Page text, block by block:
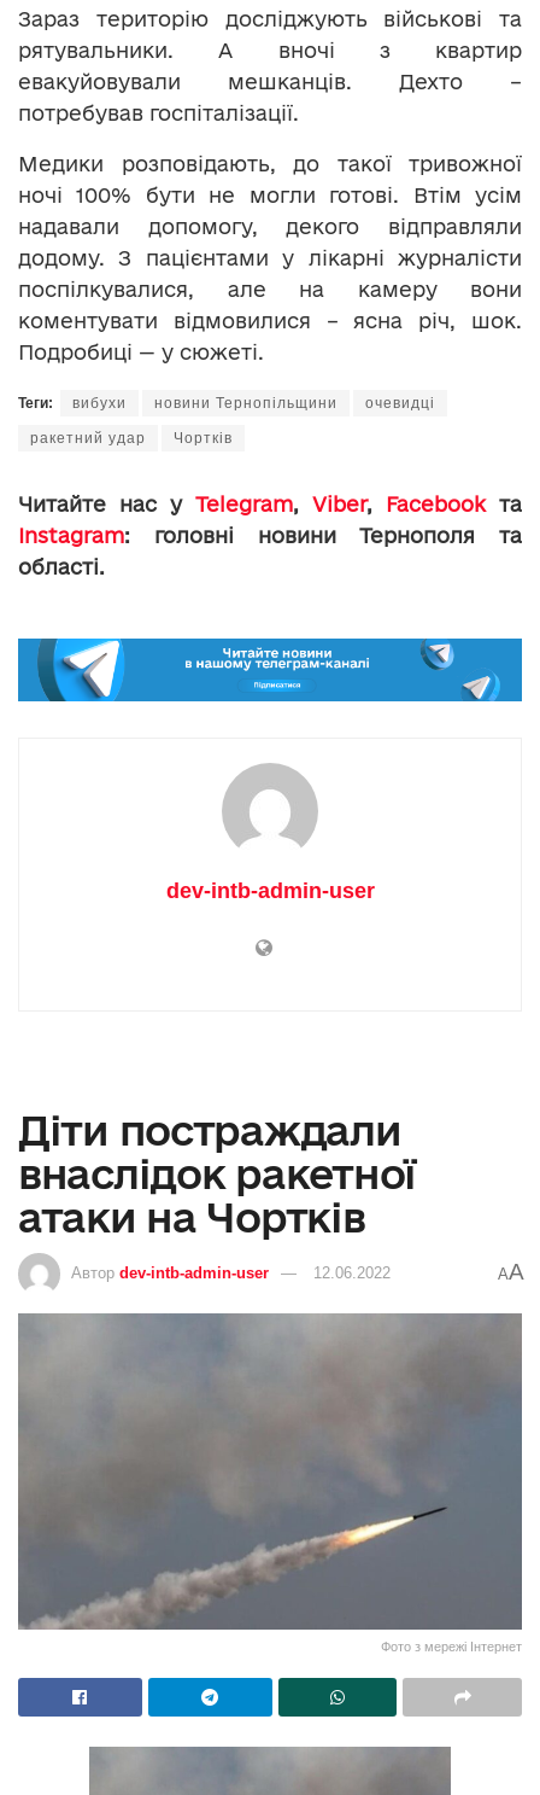
Зараз територію досліджують військові та
рятувальники. А вночі з квартир
евакуйовували мешканців. Дехто –
потребував госпіталізації.
Медики розповідають, до такої тривожної
ночі 100% бути не могли готові. Втім усім
надавали допомогу, декого відправляли
додому. З пацієнтами у лікарні журналісти
поспілкувалися, але на камеру вони
коментувати відмовилися – ясна річ, шок.
Подробиці — у сюжеті.
Теги: вибухи новини Тернопільщини очевидці
ракетний удар Чортків
Читайте нас у Telegram, Viber, Facebookта
Instagram: головні новини Тернополя та
області.
dev-intb-admin-user
Діти постраждали
внаслідок ракетної
атаки на Чортків
Автор dev-intb-admin-user 12.06.2022 AA
Фото з мережі Інтернет